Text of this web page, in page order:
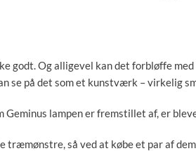
godt. Og alligevel kan det forbløffe
på det som et kunstværk – virkelig
Geminus lampen er fremstillet af, er
træmønstre, så ved at købe et par af